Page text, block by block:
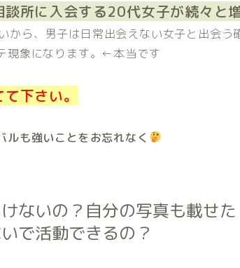
所に入会する20代女子が続々と
から、男子は日常出会えない女子と出会う
現象になります。←本当です
下さい。
ルも強いことをお忘れなく
ないの？自分の写真も載せた
で活動できるの？